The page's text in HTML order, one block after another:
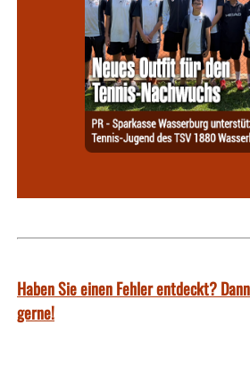
Haben Sie einen Fehler entdeckt?
gerne!